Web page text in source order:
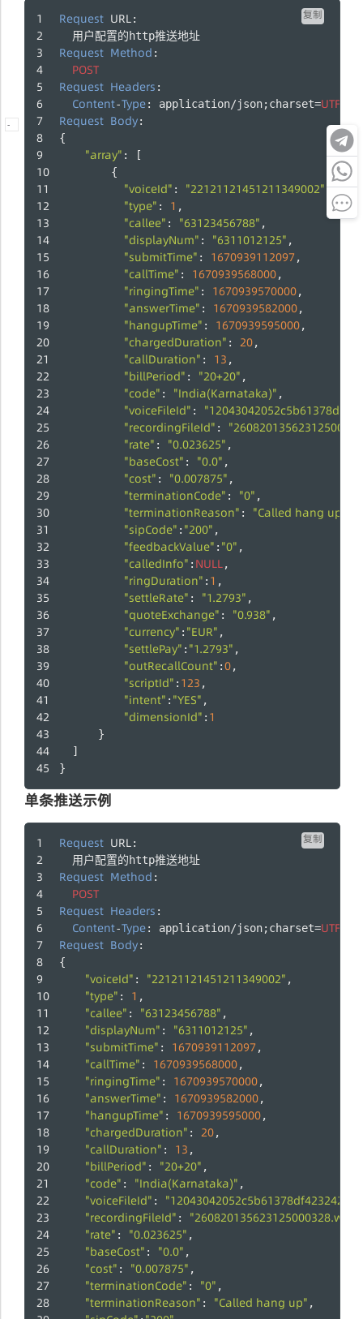
-
复制
Request URL:
  用户配置的http推送地址
Request Method :
POST
Request Headers :
Content-Type: application/json;charset=UTF
Request Body:
{
"array" : [
        {
"voiceId" : "22121121451211349002",
"type" : 1 ,
"callee" : "63123456788" ,
"displayNum" : "6311012125" ,
"submitTime" : 1670939112097 ,
"callTime" : 1670939568000,
"ringingTime" : 1670939570000,
"answerTime" : 1670939582000,
"hangupTime" : 1670939595000,
"chargedDuration" : 20,
"callDuration" : 13 ,
"billPeriod" : "20+20" ,
"code" : "India(Karnataka)" ,
"voiceFileId" :
"recordingFileId" :
"rate" : "0.023625" ,
"baseCost" : "0.0" ,
"cost" : "0.007875" ,
"terminationCode" : "0" ,
"terminationReason" : "Called hang up"
"sipCode" : "200" ,
"feedbackValue" : "0" ,
"calledInfo" : NULL,
"ringDuration" : 1 ,
"settleRate" : "1.2793" ,
"quoteExchange" : "0.938" ,
"currency" : "EUR" ,
"settlePay" : "1.2793" ,
"outRecallCount" :0,
"scriptId" : 123 ,
"intent" : "YES" ,
"dimensionId" : 1
      }
  ]
}
单条推送示例
复制
Request URL:
  用户配置的http推送地址
Request Method :
POST
Request Headers :
Content-Type: application/json;charset=UTF
Request Body:
{
"voiceId" : "22121121451211349002" ,
"type" : 1 ,
"callee" : "63123456788" ,
"displayNum" : "6311012125" ,
"submitTime" : 1670939112097 ,
"callTime" : 1670939568000,
"ringingTime" : 1670939570000,
"answerTime" : 1670939582000,
"hangupTime" : 1670939595000,
"chargedDuration" : 20,
"callDuration" : 13 ,
"billPeriod" : "20+20" ,
"code" : "India(Karnataka)" ,
"voiceFileId" :
"recordingFileId" : "260820135623125000328.wav"
"rate" : "0.023625" ,
"baseCost" : "0.0" ,
"cost" : "0.007875" ,
"terminationCode" : "0" ,
"terminationReason" : "Called hang up" ,